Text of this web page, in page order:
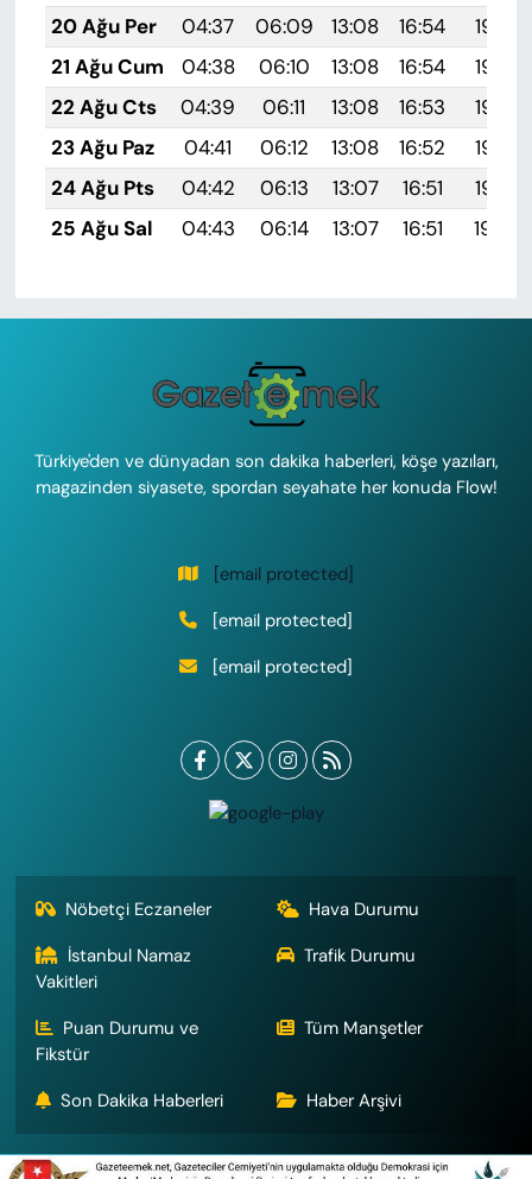
20 Ağu Per
04:37 06:09 13:08 16:54
19:58
21 Ağu Cum
04:38 06:10 13:08 16:54
19:56
22 Ağu Cts
04:39 06:11 13:08 16:53
19:55
23 Ağu Paz
04:41 06:12 13:08 16:52
19:53
24 Ağu Pts
04:42 06:13 13:07 16:51
19:52
25 Ağu Sal
04:43 06:14 13:07 16:51 19:50
Türkiye'den ve dünyadan son dakika haberleri, köşe yazıları,
magazinden siyasete, spordan seyahate her konuda Flow!
[email protected]
[email protected]
[email protected]
Nöbetçi Eczaneler
Hava Durumu
İstanbul Namaz
Vakitleri
Trafik Durumu
Puan Durumu ve
Fikstür
Tüm Manşetler
Son Dakika Haberleri Haber Arşivi